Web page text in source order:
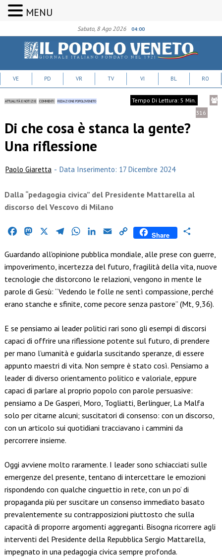
Sabato, 8 Ago 2026 04:00
VE PD VR TV VI BL RO
ATTUALITÀ E NOTIZIE COMMENTI REDAZIONE POPOLOVENETO
Tempo Di Lettura: 5 Min.
316
Di che cosa è stanca la gente?
Una riflessione
Paolo Giaretta - Data Inserimento: 17 Dicembre 2024
Dalla “pedagogia civica” del Presidente Mattarella al
discorso del Vescovo di Milano
FacebookMastodon TelegramWhatsAppLinkedIn
Email Copy
Share
Guardando all’opinione pubblica mondiale, alle prese con guerre,
impoverimento, incertezza del futuro, fragilità della vita, nuove
tecnologie che distorcono le relazioni, vengono in mente le
parole di Gesù: “Vedendo le folle ne sentì compassione, perché
erano stanche e sfinite, come pecore senza pastore” (Mt, 9,36).
E se pensiamo ai leader politici rari sono gli esempi di discorsi
capaci di offrire una riflessione potente sul futuro, di prendere
per mano l’umanità e guidarla suscitando speranze, di essere
appunto maestri di vita. Non sempre è stato così. Pensiamo a
leader di diverso orientamento politico e valoriale, eppure
capaci di parlare al proprio popolo con parole persuasive:
pensiamo a De Gasperi, Moro, Togliatti, Berlinguer, La Malfa
solo per citarne alcuni; suscitatori di consenso: con un discorso,
con un articolo sui quotidiani tracciavano i cammini da
percorrere insieme.
Oggi avviene molto raramente. I leader sono schiacciati sulle
emergenze del presente, tentano di intercettare le emozioni
rispondendo con qualche cinguettio in rete, con un po’ di
propaganda più per suscitare un consenso immediato basato
prevalentemente su contrapposizioni piuttosto che sulla
capacità di proporre argomenti aggreganti. Bisogna ricorrere agli
interventi del Presidente della Repubblica Sergio Mattarella,
impegnato in una pedagogia civica sempre profonda.
MENU